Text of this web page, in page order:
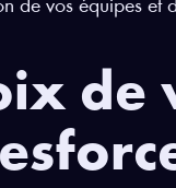
de vos équipes et
de